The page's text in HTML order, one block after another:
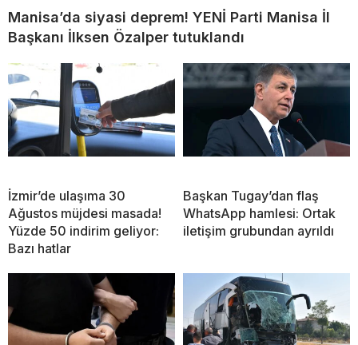
Manisa’da siyasi deprem! YENİ Parti Manisa İl
Başkanı İlksen Özalper tutuklandı
İzmir’de ulaşıma 30
Ağustos müjdesi masada!
Yüzde 50 indirim geliyor:
Bazı hatlar
Başkan Tugay’dan flaş
WhatsApp hamlesi: Ortak
iletişim grubundan ayrıldı